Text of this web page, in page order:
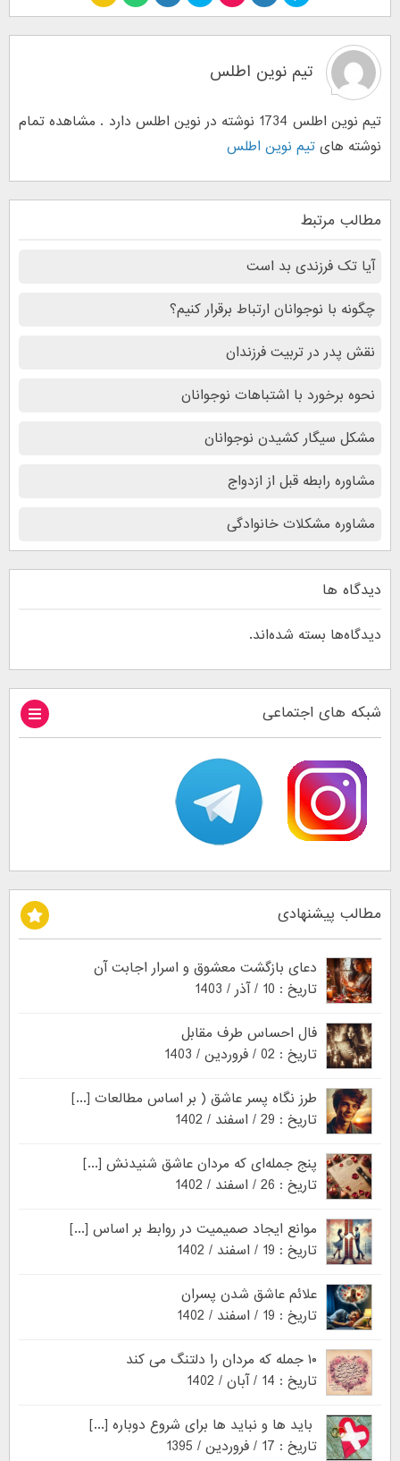
تیم نوین اطلس
تیم نوین اطلس 1734 نوشته در نوین اطلس دارد . مشاهده تمام
نوشته های تیم نوین اطلس
مطالب مرتبط
آیا تک فرزندی بد است
چگونه با نوجوانان ارتباط برقرار کنیم؟
نقش پدر در تربیت فرزندان
نحوه برخورد با اشتباهات نوجوانان
مشکل سیگار کشیدن نوجوانان
مشاوره رابطه قبل از ازدواج
مشاوره مشکلات خانوادگی
دیدگاه ها
دیدگاه‌ها بسته شده‌اند.
شبکه های اجتماعی
مطالب پیشنهادی
دعای بازگشت معشوق و اسرار اجابت آن
تاریخ : 10 / آذر / 1403
فال احساس طرف مقابل
تاریخ : 02 / فروردین / 1403
طرز نگاه پسر عاشق ( بر اساس مطالعات [...]
تاریخ : 29 / اسفند / 1402
پنج جمله‌ای که مردان عاشق شنیدنش [...]
تاریخ : 26 / اسفند / 1402
موانع ایجاد صمیمیت در روابط بر اساس [...]
تاریخ : 19 / اسفند / 1402
علائم عاشق شدن پسران
تاریخ : 19 / اسفند / 1402
۱۰ جمله که مردان را دلتنگ می کند
تاریخ : 14 / آبان / 1402
باید ها و نباید ها برای شروع دوباره [...]
تاریخ : 17 / فروردین / 1395